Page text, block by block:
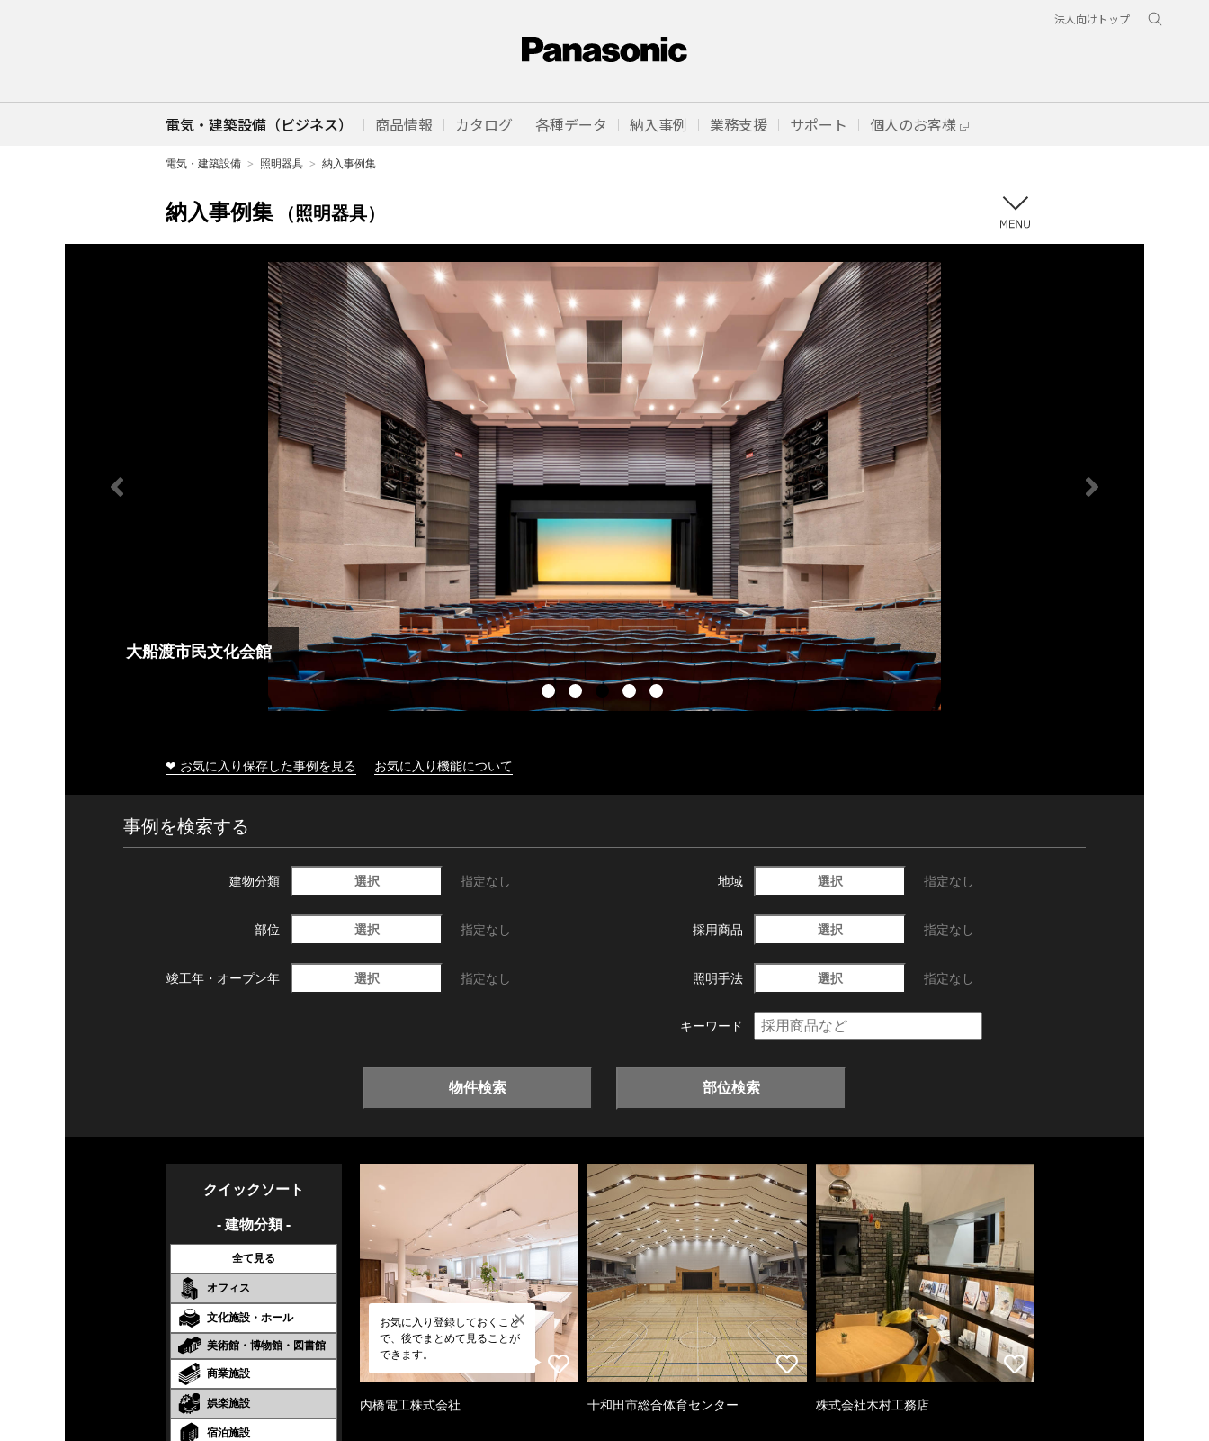
法人向けトップ
電気・建築設備（ビジネス） 商品情報 カタログ 各種データ 納入事例 業務支援 サポート 個人のお客様
電気・建築設備 照明器具 納入事例集
納入事例集 （照明器具）
大船渡市民文化会館
❤ お気に入り保存した事例を見る お気に入り機能について
事例を検索する
建物分類 選択 指定なし 地域 選択 指定なし
部位 選択 指定なし 採用商品 選択 指定なし
竣工年・ オープン年 選択 指定なし 照明手法 選択 指定なし
キーワード
物件検索 部位検索
クイックソート
- 建物分類 -
全て見る
オフィス
文化施設・ホール
美術館・博物館・図書館
商業施設
娯楽施設
宿泊施設
お気に入り登録しておくこと
で、後でまとめて見ることが
できます。
内橋電工株式会社 十和田市総合体育センター 株式会社木村工務店